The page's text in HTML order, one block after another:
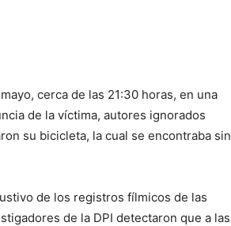
cerca de las 21:30 horas, en una
de la víctima, autores ignorados
su bicicleta, la cual se encontraba sin
de los registros fílmicos de las
de la DPI detectaron que a las